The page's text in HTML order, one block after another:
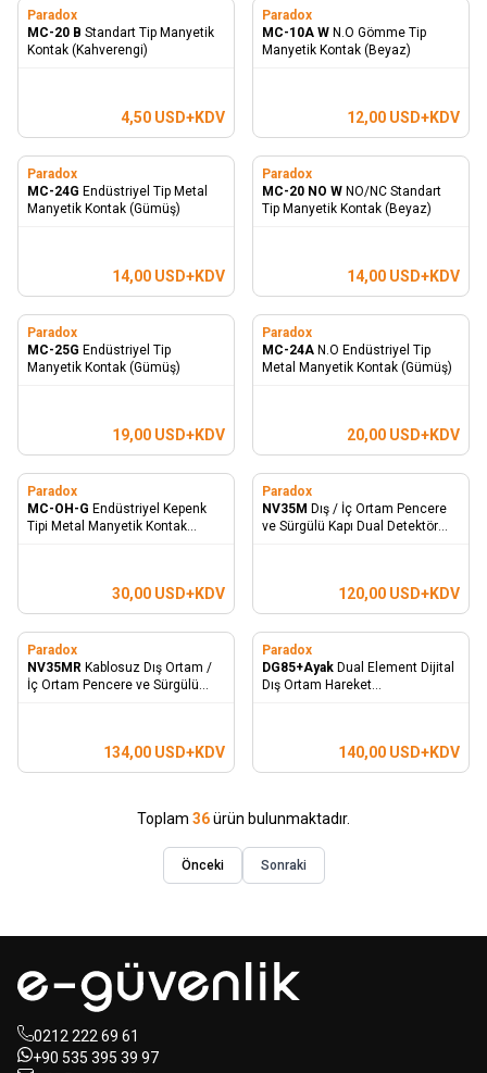
Paradox
MC-20 B Standart Tip Manyetik
Kontak (Kahverengi)
4,50 USD+KDV
Paradox
MC-10A W N.O Gömme Tip
Manyetik Kontak (Beyaz)
12,00 USD+KDV
Paradox
MC-24G Endüstriyel Tip Metal
Manyetik Kontak (Gümüş)
14,00 USD+KDV
Paradox
MC-20 NO W NO/NC Standart
Tip Manyetik Kontak (Beyaz)
14,00 USD+KDV
Paradox
MC-25G Endüstriyel Tip
Manyetik Kontak (Gümüş)
19,00 USD+KDV
Paradox
MC-24A N.O Endüstriyel Tip
Metal Manyetik Kontak (Gümüş)
20,00 USD+KDV
Paradox
MC-OH-G Endüstriyel Kepenk
Tipi Metal Manyetik Kontak
30,00 USD+KDV
Paradox
NV35M Dış / İç Ortam Pencere
ve Sürgülü Kapı Dual Detektör
120,00 USD+KDV
Paradox
NV35MR Kablosuz Dış Ortam /
İç Ortam Pencere ve Sürgülü
134,00 USD+KDV
Paradox
DG85+Ayak Dual Element Dijital
Dış Ortam Hareket
140,00 USD+KDV
Toplam 36ürün bulunmaktadır.
Önceki Sonraki
0212 222 69 61
+90 535 395 39 97